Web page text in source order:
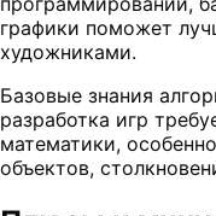
графики поможет
художниками.
Базовые знания
разработка игр
математики,
объектов,